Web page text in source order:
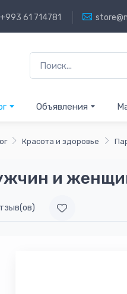
+993 61 714781
Объявления
Красота и здоровье
и